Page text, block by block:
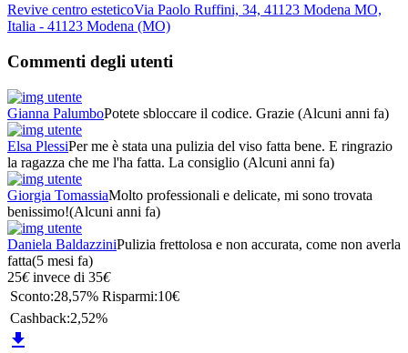
Revive centro esteticoVia Paolo Ruffini, 34, 41123 Modena MO,
Italia - 41123 Modena (MO)
Commenti degli utenti
Gianna PalumboPotete sbloccare il codice. Grazie (Alcuni anni fa)
Elsa PlessiPer me è stata una pulizia del viso fatta bene. E ringrazio
la ragazza che me l'ha fatta. La consiglio (Alcuni anni fa)
Giorgia TomassiaMolto professionali e delicate, mi sono trovata
benissimo!(Alcuni anni fa)
Daniela BaldazziniPulizia frettolosa e non accurata, come non averla
fatta(5 mesi fa)
25€ invece di 35€
Sconto:28,57% Risparmi:10€
Cashback:2,52%
